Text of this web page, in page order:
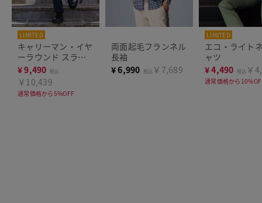
LIMITED
キャリーマン・イヤ
ーラウンド スラッ
クスノータック
¥9,490 税込
￥10,439
通常価格から5%OFF
両面起毛フランネル
長袖
¥6,990 税込 ￥7,689
LIMITED
エコ・ライト
ャツ
¥4,490 税込 ￥
通常価格から